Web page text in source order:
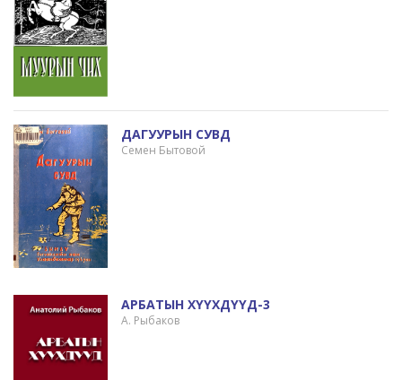
ДАГУУРЫН СУВД
Семен Бытовой
АРБАТЫН ХҮҮХДҮҮД-3
А. Рыбаков